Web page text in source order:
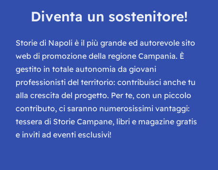
Diventa un sostenitore!
Storie di Napoli è il più grande ed autorevole sito
web di promozione della regione Campania. È
gestito in totale autonomia da giovani
professionisti del territorio: contribuisci anche tu
alla crescita del progetto. Per te, con un piccolo
contributo, ci saranno numerosissimi vantaggi:
tessera di Storie Campane, libri e magazine gratis
e inviti ad eventi esclusivi!